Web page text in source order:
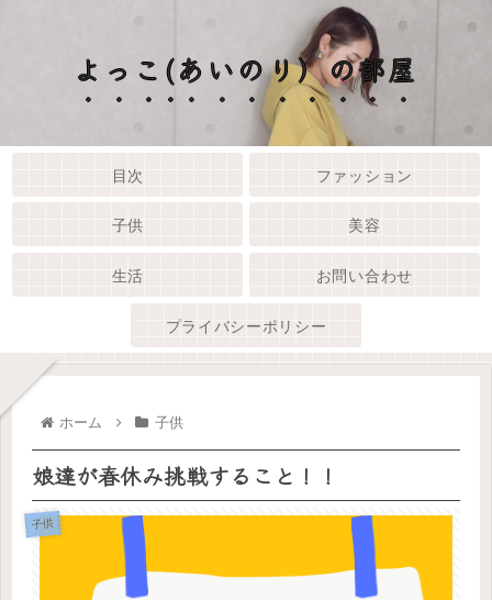
よっこ(あいのり）の部屋
目次 ファッション
子供 美容
生活 お問い合わせ
プライバシーポリシー
ホーム 子供
娘達が春休み挑戦すること！！
子供